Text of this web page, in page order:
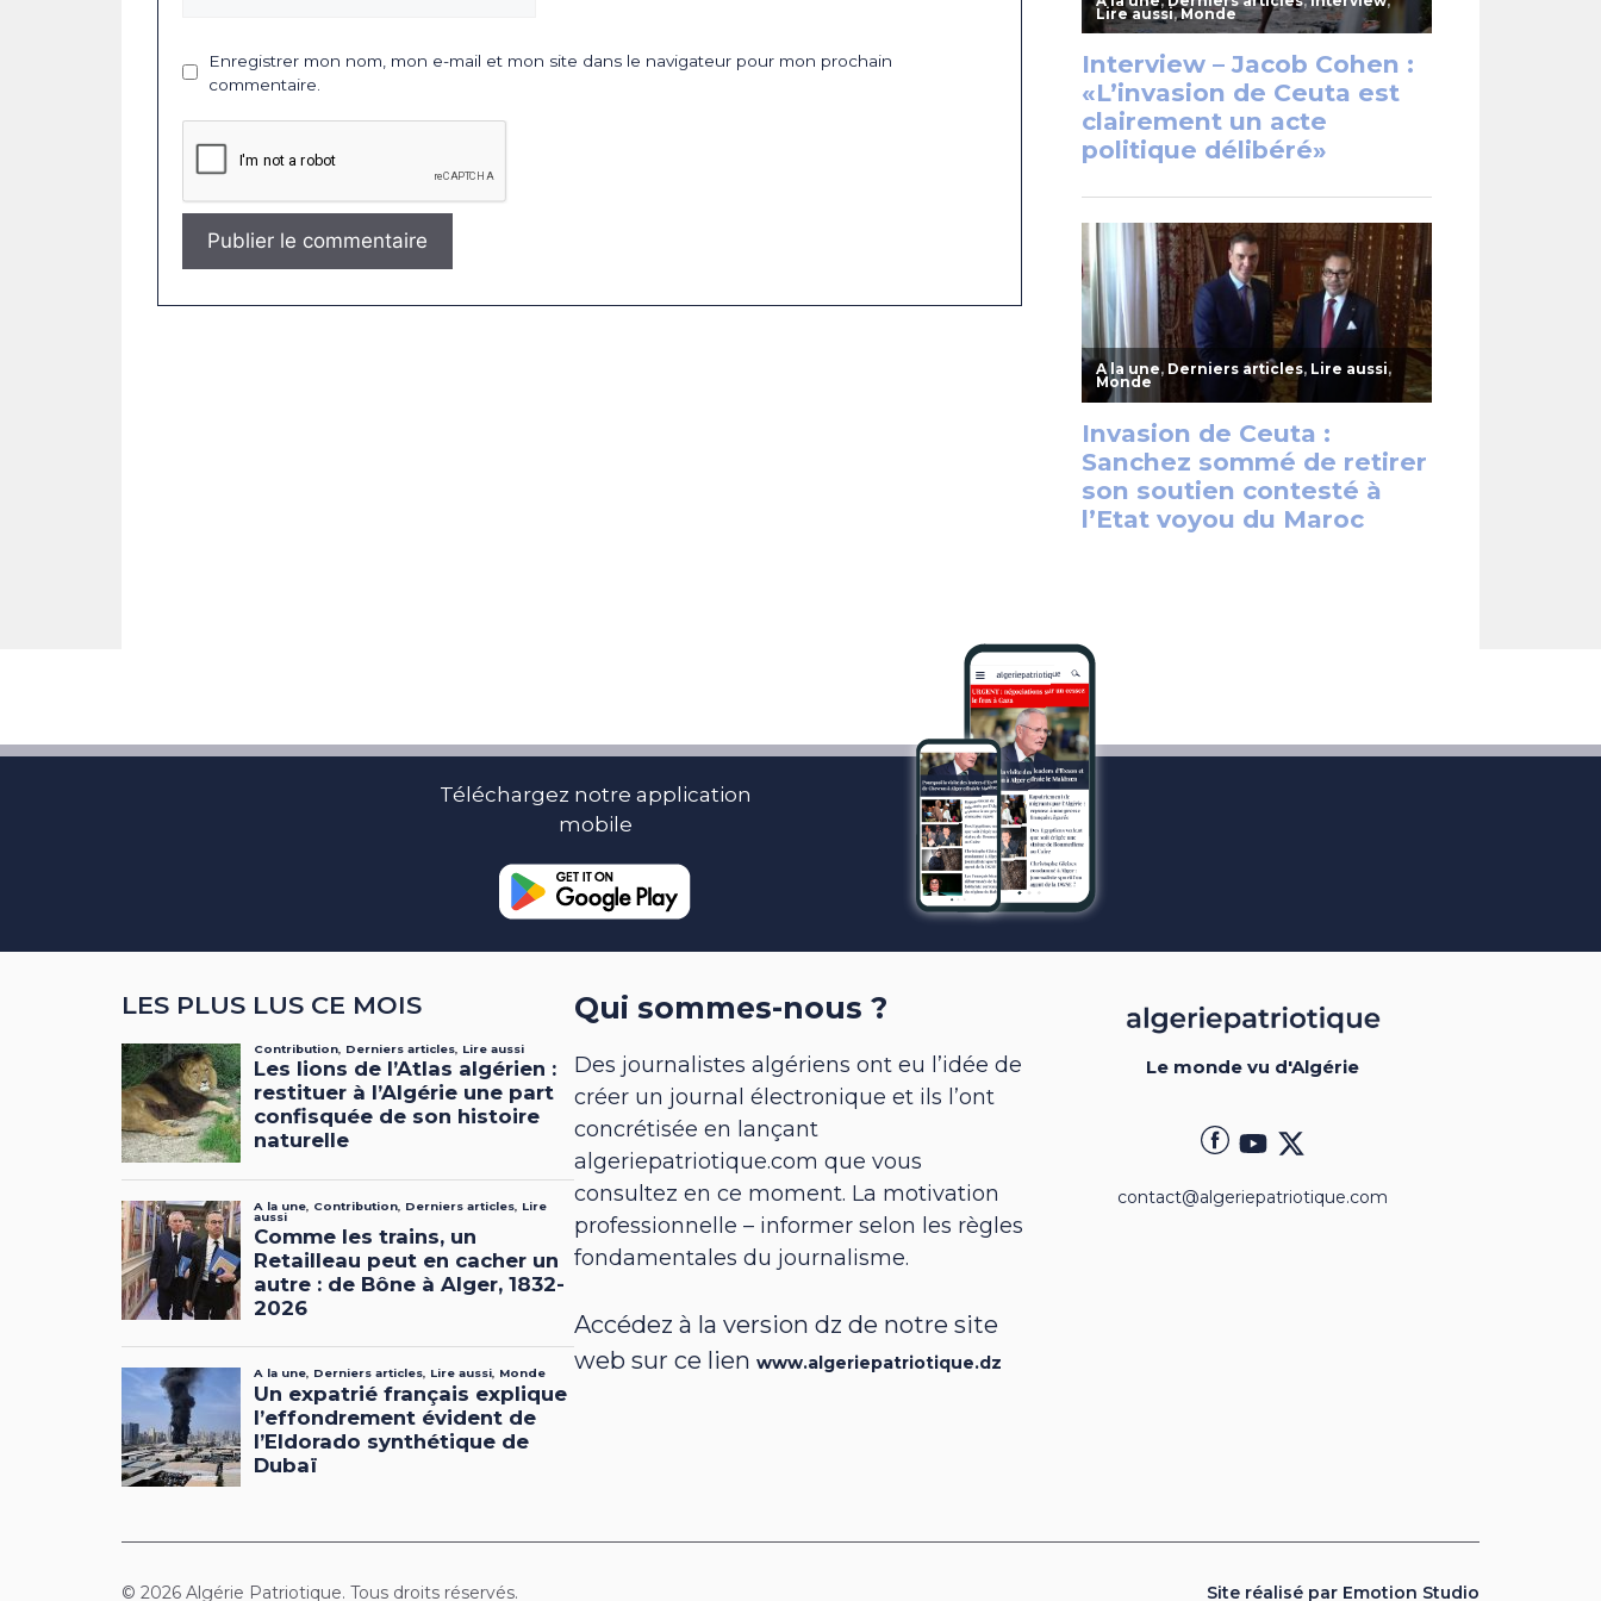
Enregistrer mon nom, mon e-mail et mon site dans le navigateur pour mon prochain
commentaire.
Téléchargez notre application
mobile
LES PLUS LUS CE MOIS Qui sommes-nous ?
Des journalistes algériens ont eu l’idée de
créer un journal électronique et ils l’ont
concrétisée en lançant
algeriepatriotique.com que vous
consultez en ce moment. La motivation
professionnelle – informer selon les règles
fondamentales du journalisme.
Accédez à la version dz de notre site
web sur ce lienwww.algeriepatriotique.dz
Le monde vu d'Algérie
contact@algeriepatriotique.com
© 2026 Algérie Patriotique. Tous droits réservés. Site réalisé par Emotion Studio